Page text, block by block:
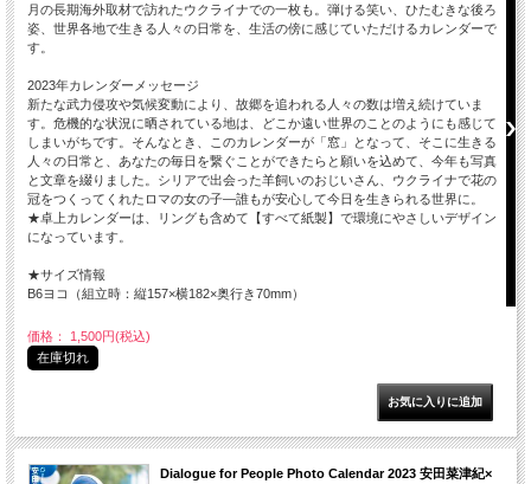
月の長期海外取材で訪れたウクライナでの一枚も。弾ける笑い、ひたむきな後ろ
姿、世界各地で生きる人々の日常を、生活の傍に感じていただけるカレンダーで
す。
2023年カレンダーメッセージ
新たな武力侵攻や気候変動により、故郷を追われる人々の数は増え続けていま
す。危機的な状況に晒されている地は、どこか遠い世界のことのようにも感じて
しまいがちです。そんなとき、このカレンダーが「窓」となって、そこに生きる
人々の日常と、あなたの毎日を繋ぐことができたらと願いを込めて、今年も写真
と文章を綴りました。シリアで出会った羊飼いのおじいさん、ウクライナで花の
冠をつくってくれたロマの女の子―誰もが安心して今日を生きられる世界に。
★卓上カレンダーは、リングも含めて【すべて紙製】で環境にやさしいデザイン
になっています。
★サイズ情報
B6ヨコ（組立時：縦157×横182×奥行き70mm）
価格： 1,500円(税込)
在庫切れ
Dialogue for People Photo Calendar 2023 安田菜津紀×